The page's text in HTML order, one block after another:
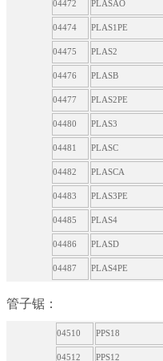
04472 PLASAO
04474 PLAS1PE
04475 PLAS2
04476 PLASB
04477 PLAS2PE
04480 PLAS3
04481 PLASC
04482 PLASCA
04483 PLAS3PE
04485 PLAS4
04486 PLASD
04487 PLAS4PE
管子锯：
04510 PPS18
04512 PPS12